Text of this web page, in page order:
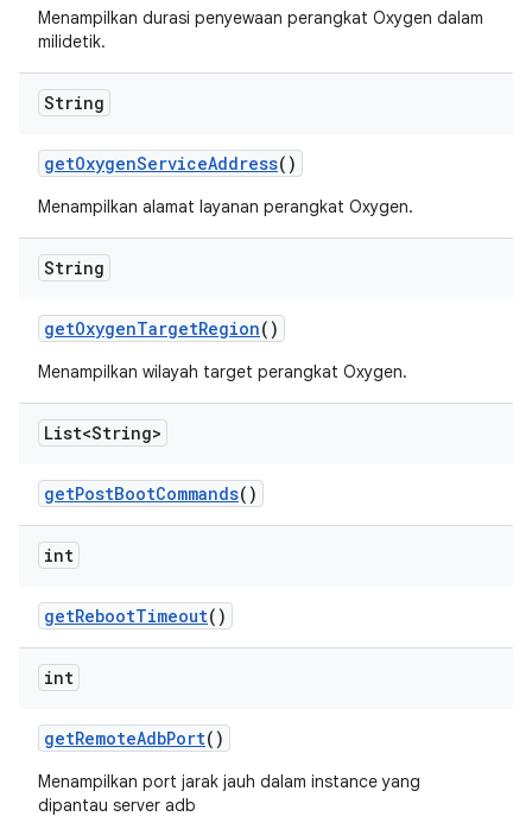
Menampilkan durasi penyewaan perangkat Oxygen dalam
milidetik.
String
getOxygenServiceAddress()
Menampilkan alamat layanan perangkat Oxygen.
String
getOxygenTargetRegion()
Menampilkan wilayah target perangkat Oxygen.
List<String>
getPostBootCommands()
int
getRebootTimeout()
int
getRemoteAdbPort()
Menampilkan port jarak jauh dalam instance yang
dipantau server adb